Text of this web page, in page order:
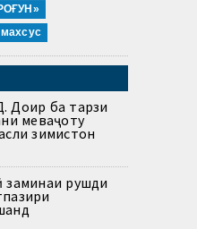
Доир ба тарзи
меваҷоту
зимистон
заминаи рушди